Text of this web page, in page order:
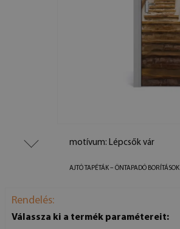
motívum: Lépcsők vár
AJTÓ TAPÉTÁK – ÖNTAPADÓ BORÍTÁSOK
Rendelés:
Válassza ki a termék paramétereit: